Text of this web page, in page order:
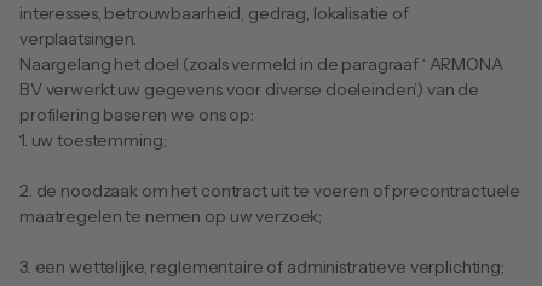
interesses, betrouwbaarheid, gedrag, lokalisatie of
verplaatsingen.
Naargelang het doel (zoals vermeld in de paragraaf ‘ ARMONA
BV verwerkt uw gegevens voor diverse doeleinden’) van de
profilering baseren we ons op:
1. uw toestemming;
2. de noodzaak om het contract uit te voeren of precontractuele
maatregelen te nemen op uw verzoek;
3. een wettelijke, reglementaire of administratieve verplichting;